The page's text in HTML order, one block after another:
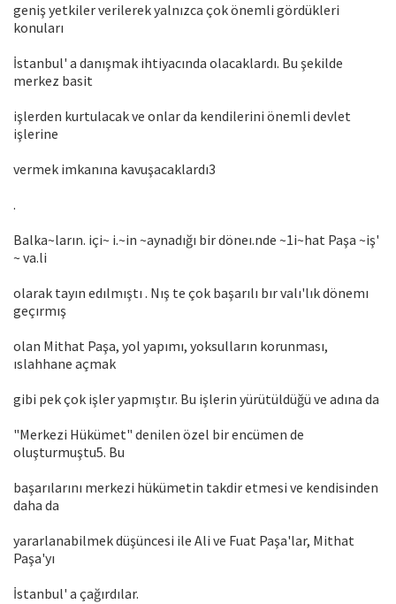
geniş yetkiler verilerek yalnızca çok önemli gördükleri
konuları
İstanbul' a danışmak ihtiyacında olacaklardı. Bu şekilde
merkez basit
işlerden kurtulacak ve onlar da kendilerini önemli devlet
işlerine
vermek imkanına kavuşacaklardı3
.
Balka~ların. içi~ i.~in ~aynadığı bir döneı.nde ~1i~hat Paşa ~iş'
~ va.li
olarak tayın edılmıştı . Nış te çok başarılı bır valı'lık dönemı
geçırmış
olan Mithat Paşa, yol yapımı, yoksulların korunması,
ıslahhane açmak
gibi pek çok işler yapmıştır. Bu işlerin yürütüldüğü ve adına da
"Merkezi Hükümet" denilen özel bir encümen de
oluşturmuştu5. Bu
başarılarını merkezi hükümetin takdir etmesi ve kendisinden
daha da
yararlanabilmek düşüncesi ile Ali ve Fuat Paşa'lar, Mithat
Paşa'yı
İstanbul' a çağırdılar.